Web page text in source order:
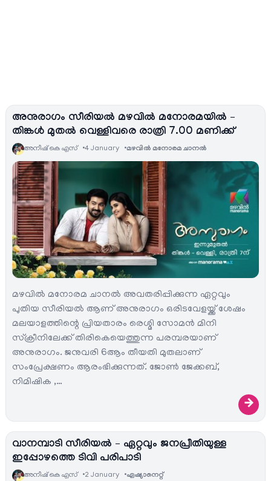
അനുരാഗം സീരിയല്‍ മഴവില്‍ മനോരമയില്‍ –
തിങ്കള്‍ മുതല്‍ വെള്ളിവരെ രാത്രി 7.00 മണിക്ക്
അനീഷ്‌ കെ എസ് 4 January മഴവിൽ മനോരമ ചാനല്‍
മഴവില്‍ മനോരമ ചാനല്‍ അവതരിപ്പിക്കുന്ന ഏറ്റവും
പുതിയ സീരിയല്‍ ആണ് അനുരാഗം ഒരിടവേളയ്ക്ക് ശേഷം
മലയാളത്തിന്റെ പ്രിയതാരം രെശ്മി സോമന്‍ മിനി
സ്ക്രീനിലേക്ക് തിരികെയെത്തുന്ന പരമ്പരയാണ്
അനുരാഗം. ജനുവരി 6ആം തീയതി മുതലാണ്
സംപ്രേക്ഷണം ആരംഭിക്കുന്നത്. ജോണ്‍ ജേക്കബ്,
നിമിഷിക ,…
→
വാനമ്പാടി സീരിയൽ – ഏറ്റവും ജനപ്രീതിയുള്ള
ഇപ്പോഴത്തെ ടിവി പരിപാടി
അനീഷ്‌ കെ എസ് 2 January ഏഷ്യാനെറ്റ്‌